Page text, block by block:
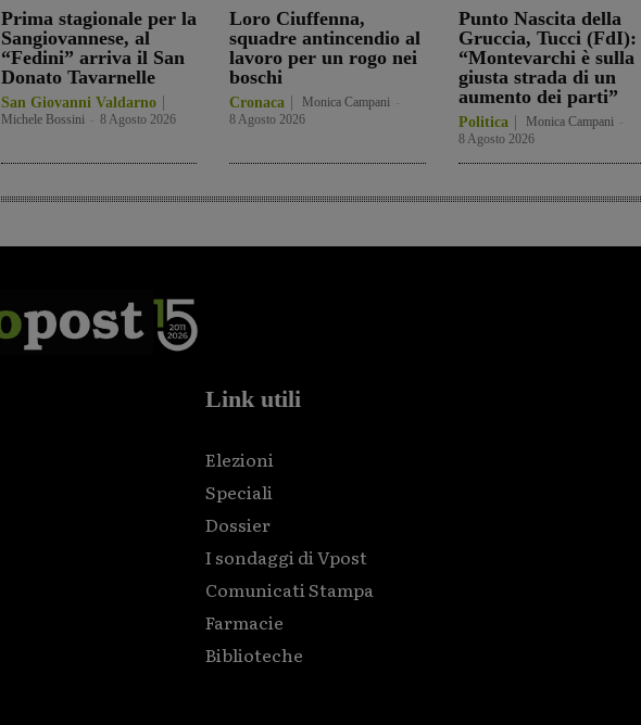
Prima stagionale per la
Sangiovannese, al
“Fedini” arriva il San
Donato Tavarnelle
San Giovanni Valdarno
Michele Bossini 8 Agosto 2026
Loro Ciuffenna,
squadre antincendio al
lavoro per un rogo nei
boschi
Cronaca Monica Campani
8 Agosto 2026
Punto Nascita della
Gruccia, Tucci (FdI):
“Montevarchi è sulla
giusta strada di un
aumento dei parti”
Politica Monica Campani
8 Agosto 2026
Link utili
Elezioni
Speciali
Dossier
I sondaggi di Vpost
Comunicati Stampa
Farmacie
Biblioteche